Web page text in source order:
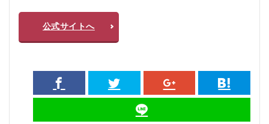
公式サイトへ